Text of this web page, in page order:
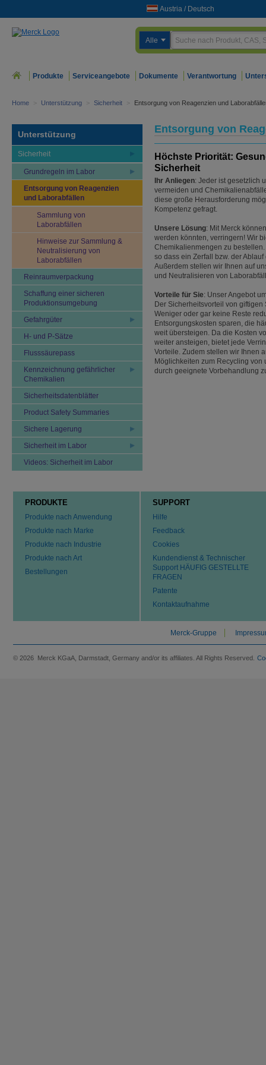
Austria / Deutsch
Alle
Produkte Serviceangebote Dokumente Verantwortung
Home > Unterstützung > Sicherheit > Entsorgung von Reagenzien und
Unterstützung
Sicherheit
Grundregeln im Labor
Entsorgung von Reagenzien
und Laborabfällen
Sammlung von
Laborabfällen
Hinweise zur Sammlung &
Neutralisierung von
Laborabfällen
Reinraumverpackung
Schaffung einer sicheren
Produktionsumgebung
Gefahrgüter
H- und P-Sätze
Flusssäurepass
Kennzeichnung gefährlicher
Chemikalien
Sicherheitsdatenblätter
Product Safety Summaries
Sichere Lagerung
Sicherheit im Labor
Videos: Sicherheit im Labor
Entsorgung von
Höchste Priorität:
Sicherheit
Ihr Anliegen: Jeder ist gesetzlich
vermeiden und
diese große Herausforderung
Kompetenz gefragt.
Unsere Lösung: Mit Merck
werden könnten, verringern! Wir
Chemikalienmengen zu
so dass ein Zerfall bzw. der
Außerdem stellen wir Ihnen auf
und Neutralisieren von
Vorteile für Sie: Unser Angebot
Der Sicherheitsvorteil von
Weniger oder gar keine Reste
Entsorgungskosten sparen, die
weit übersteigen. Da die Kosten
weiter ansteigen, bietet jede
Vorteile. Zudem stellen wir Ihnen
Möglichkeiten zum Recycling
durch geeignete Vorbehandlung
PRODUKTE
Produkte nach Anwendung
Produkte nach Marke
Produkte nach Industrie
Produkte nach Art
Bestellungen
SUPPORT
Hilfe
Feedback
Cookies
Kundendienst & Technischer
Support HÄUFIG GESTELLTE
FRAGEN
Patente
Kontaktaufnahme
Merck-Gruppe
© 2026 Merck KGaA, Darmstadt, Germany and/or its affiliates. All Rights Reserved.